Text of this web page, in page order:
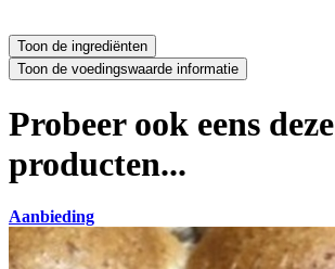
Probeer ook eens deze
producten...
Aanbieding